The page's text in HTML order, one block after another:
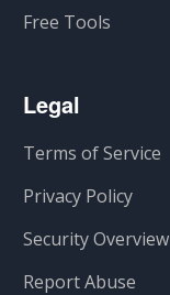
Free Tools
Legal
Terms of Service
Privacy Policy
Security Overview
Report Abuse